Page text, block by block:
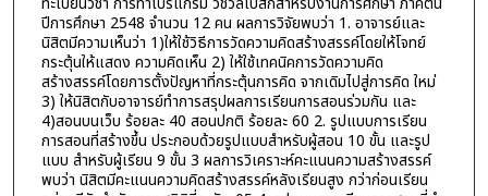
ปีการศึกษา 2548 จำนวน 12 คน ผลการวิจัยพบว่า 1. อาจารย์และ
นิสิตมีความเห็นว่า 1)ให้ใช้วิธีการวัดความคิดสร้างสรรค์โดยให้โจทย์
กระตุ้นให้แสดง ความคิดเห็น 2) ให้ใช้เทคนิคการวัดความคิด
สร้างสรรค์โดยการตั้งปัญหาที่กระตุ้นการคิด จากเดิมไปสู่การคิด ใหม่
3) ให้นิสิตกับอาจารย์ทำการสรุปผลการเรียนการสอนร่วมกัน และ
4)สอนบนเว็บ ร้อยละ 40 สอนปกติ ร้อยละ 60 2. รูปแบบการเรียน
การสอนที่สร้างขึ้น ประกอบด้วยรูปแบบสำหรับผู้สอน 10 ขั้น และรูป
แบบ สำหรับผู้เรียน 9 ขั้น 3 ผลการวิเคราะห์คะแนนความสร้างสรรค์
พบว่า นิสิตมีคะแนนความคิดสร้างสรรค์หลังเรียนสูง กว่าก่อนเรียน